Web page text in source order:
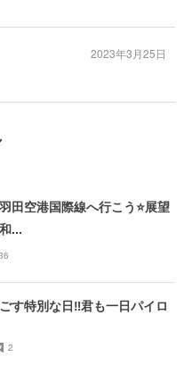
2023年3月25日
田空港国際線へ行こう⭐️展望
...
す特別な日‼君も一日パイロ
2